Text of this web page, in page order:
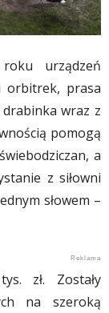
urządzeń
orbitrek, prasa
wraz z
pomogą
a
z siłowni
słowem –
zł. Zostały
na szeroką